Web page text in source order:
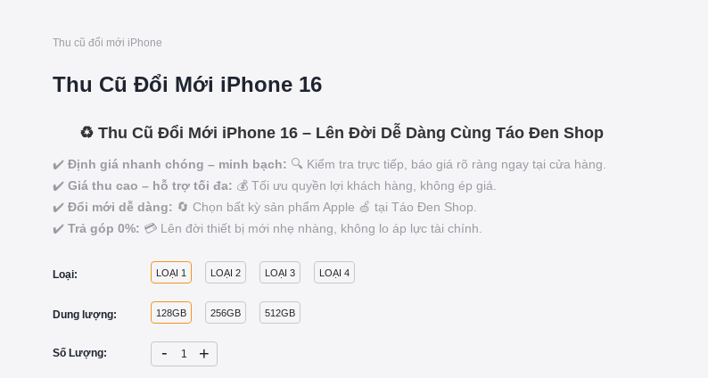
Thu cũ đổi mới iPhone
Thu Cũ Đổi Mới iPhone 16
♻️ Thu Cũ Đổi Mới iPhone 16 – Lên Đời Dễ Dàng Cùng Táo Đen Shop
✔️ Định giá nhanh chóng – minh bạch: 🔍 Kiểm tra trực tiếp, báo giá rõ ràng ngay tại cửa hàng.
✔️ Giá thu cao – hỗ trợ tối đa: 💰 Tối ưu quyền lợi khách hàng, không ép giá.
✔️ Đổi mới dễ dàng: 🔄 Chọn bất kỳ sản phẩm Apple 🍏 tại Táo Đen Shop.
✔️ Trả góp 0%: 💳 Lên đời thiết bị mới nhẹ nhàng, không lo áp lực tài chính.
Loại: LOẠI 1 LOẠI 2 LOẠI 3 LOẠI 4
Dung lượng: 128GB 256GB 512GB
Số Lượng: - +